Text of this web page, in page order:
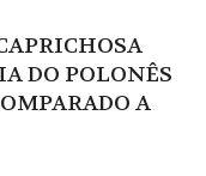
DO POLONÊS
A